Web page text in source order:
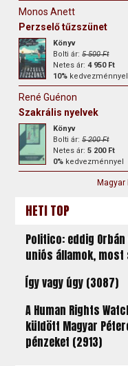
Monos Anett
Perzselő tűzszünet
Könyv
Bolti ár:5 500 Ft
Netes ár:4 950 Ft
10% kedvezménnyel
René Guénon
Szakrális nyelvek
Könyv
Bolti ár:5 200 Ft
Netes ár:5 200 Ft
0% kedvezménnyel
Magyar
HETI TOP
Politico: eddig
uniós államok, most
Így vagy úgy (3087)
A Human Rights
küldött Magyar
pénzeket (2913)